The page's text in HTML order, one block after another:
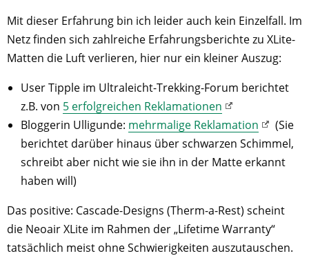
Mit dieser Erfahrung bin ich leider auch kein Einzelfall. Im
Netz finden sich zahlreiche Erfahrungsberichte zu XLite-
Matten die Luft verlieren, hier nur ein kleiner Auszug:
User Tipple im Ultraleicht-Trekking-Forum berichtet
z.B. von 5 erfolgreichen Reklamationen
Bloggerin Ulligunde: mehrmalige Reklamation
(Sie
berichtet darüber hinaus über schwarzen Schimmel,
schreibt aber nicht wie sie ihn in der Matte erkannt
haben will)
Das positive: Cascade-Designs (Therm-a-Rest) scheint
die Neoair XLite im Rahmen der „Lifetime Warranty“
tatsächlich meist ohne Schwierigkeiten auszutauschen.